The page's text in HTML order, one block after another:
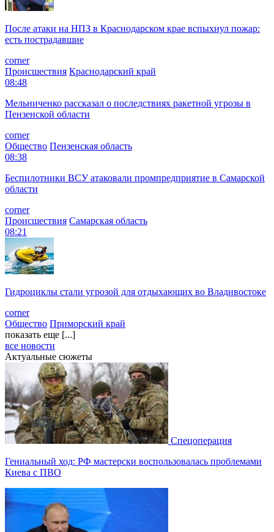
После атаки на НПЗ в Краснодарском крае вспыхнул пожар:
есть пострадавшие
corner
Происшествия Краснодарский край
08:48
Мельниченко рассказал о последствиях ракетной угрозы в
Пензенской области
corner
Общество Пензенская область
08:38
Беспилотники ВСУ атаковали промпредприятие в Самарской
области
corner
Происшествия Самарская область
08:21
Гидроциклы стали угрозой для отдыхающих во Владивостоке
corner
Общество Приморский край
показать еще [...]
все новости
Актуальные сюжеты
Спецоперация
Гениальный ход: РФ мастерски воспользовалась проблемами
Киева с ПВО